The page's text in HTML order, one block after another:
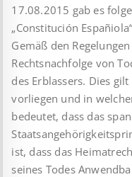
17.08.2015 gab es
„Constitución
Gemäß den
Rechtsnachfolge von
des Erblassers. Dies
vorliegen und in
bedeutet, dass das
ist, dass das
seines Todes